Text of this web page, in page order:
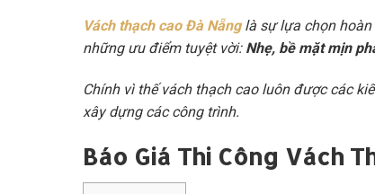
Vách thạch cao Đà Nẵng là sự lựa chọn
những ưu điểm tuyệt vời: Nhẹ, bề mặt mịn
Chính vì thế vách thạch cao luôn được các
xây dựng các công trình.
Báo Giá Thi Công Vách